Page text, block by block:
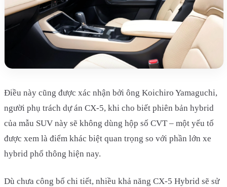
Điều này cũng được xác nhận bởi ông Koichiro Yamaguchi,
người phụ trách dự án CX-5, khi cho biết phiên bản hybrid
của mẫu SUV này sẽ không dùng hộp số CVT – một yếu tố
được xem là điểm khác biệt quan trọng so với phần lớn xe
hybrid phổ thông hiện nay.
Dù chưa công bố chi tiết, nhiều khả năng CX-5 Hybrid sẽ sử